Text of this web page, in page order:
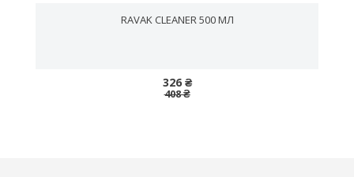
RAVAK CLEANER 500 МЛ
326 ₴
408 ₴